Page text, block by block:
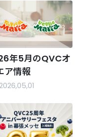
年5月のQVCオ
ア情報
2026,05,01